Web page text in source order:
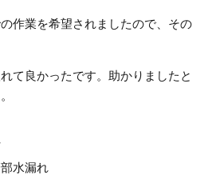
作業を希望されましたので、その
て良かったです。助かりましたと
水漏れ